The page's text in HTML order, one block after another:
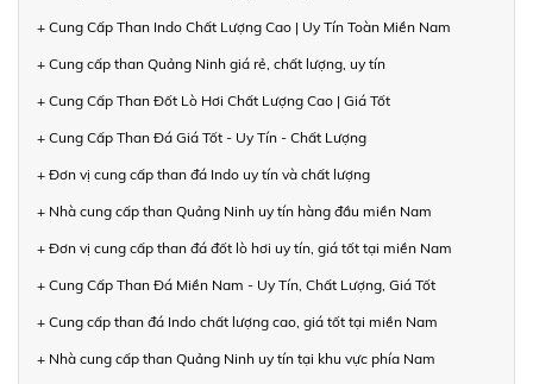
+ Cung Cấp Than Indo Chất Lượng Cao | Uy Tín Toàn Miền Nam
+ Cung cấp than Quảng Ninh giá rẻ, chất lượng, uy tín
+ Cung Cấp Than Đốt Lò Hơi Chất Lượng Cao | Giá Tốt
+ Cung Cấp Than Đá Giá Tốt - Uy Tín - Chất Lượng
+ Đơn vị cung cấp than đá Indo uy tín và chất lượng
+ Nhà cung cấp than Quảng Ninh uy tín hàng đầu miền Nam
+ Đơn vị cung cấp than đá đốt lò hơi uy tín, giá tốt tại miền Nam
+ Cung Cấp Than Đá Miền Nam - Uy Tín, Chất Lượng, Giá Tốt
+ Cung cấp than đá Indo chất lượng cao, giá tốt tại miền Nam
+ Nhà cung cấp than Quảng Ninh uy tín tại khu vực phía Nam